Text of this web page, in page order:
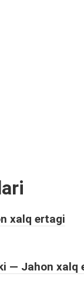
xalq ertagi
— Jahon xalq